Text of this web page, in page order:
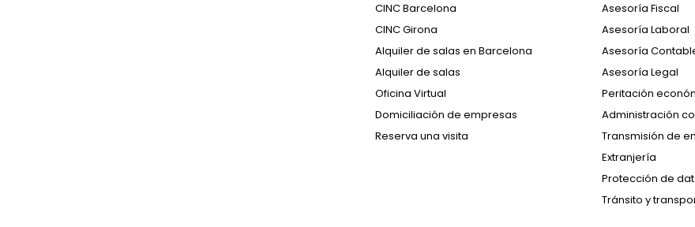
CINC Barcelona
CINC Girona
Alquiler de salas en Barcelona
Alquiler de salas
Oficina Virtual
Domiciliación de empresas
Reserva una visita
Asesoría Fiscal
Asesoría Laboral
Asesoría
Asesoría Legal
Peritación
Administración
Transmisión de
Extranjería
Protección de
Tránsito y